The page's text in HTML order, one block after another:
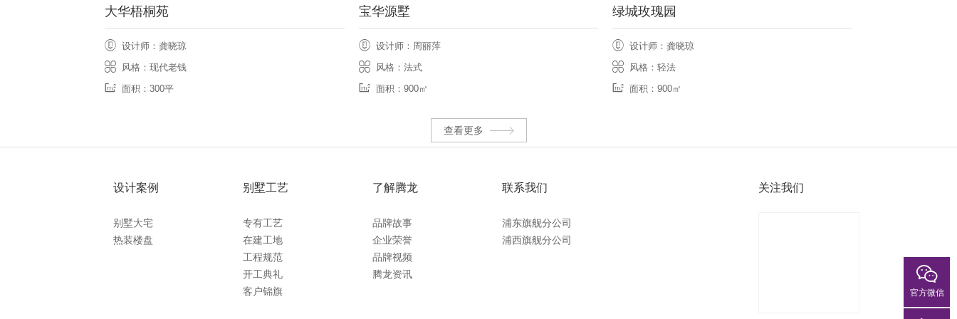
大华梧桐苑
设计师：龚晓琼
风格：现代老钱
面积：300平
宝华源墅
设计师：周丽萍
风格：法式
面积：900㎡
绿城玫瑰园
设计师：龚晓琼
风格：轻法
面积：900㎡
查看更多
设计案例
别墅大宅
热装楼盘
别墅工艺
专有工艺
在建工地
工程规范
开工典礼
客户锦旗
了解腾龙
品牌故事
企业荣誉
品牌视频
腾龙资讯
联系我们
浦东旗舰分公司
浦西旗舰分公司
关注我们
官方微信